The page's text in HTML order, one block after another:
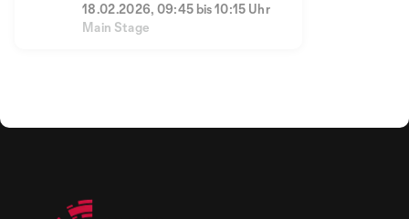
18.02.2026, 09:45 bis 10:15 Uhr
Main Stage